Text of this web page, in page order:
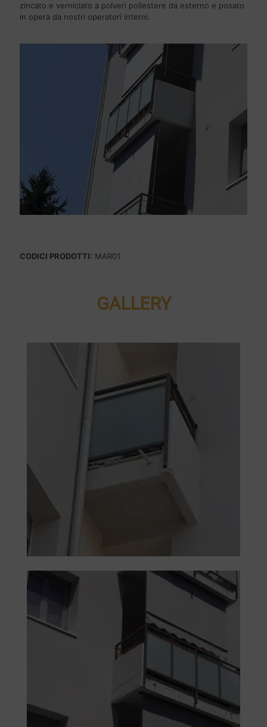
zincato e verniciato a polveri poliestere da esterno e posato
in opera da nostri operatori interni.
CODICI PRODOTTI: MAR01
GALLERY